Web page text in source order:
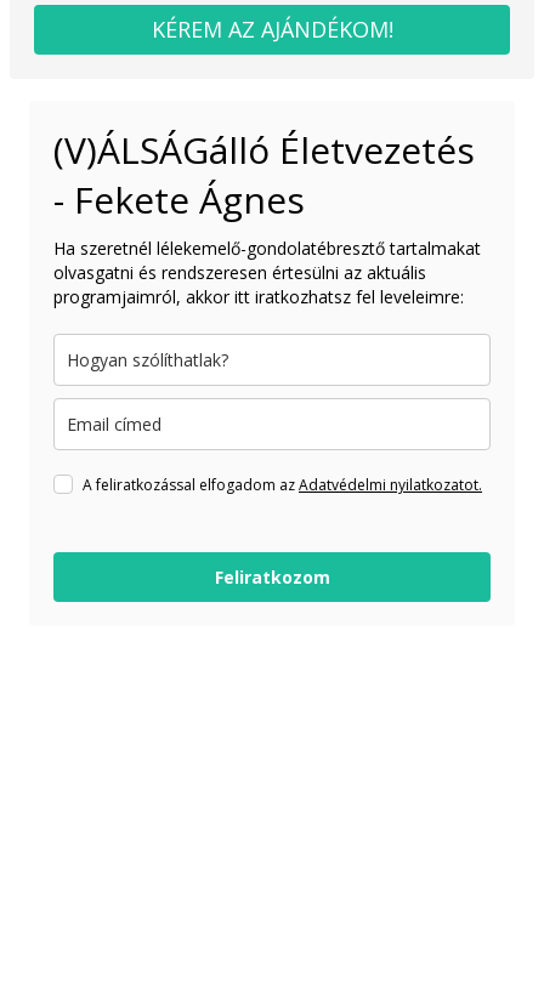
KÉREM AZ AJÁNDÉKOM!
(V)ÁLSÁGálló Életvezetés
- Fekete Ágnes
Ha szeretnél lélekemelő-gondolatébresztő tartalmakat
olvasgatni és rendszeresen értesülni az aktuális
programjaimról, akkor itt iratkozhatsz fel leveleimre:
A feliratkozással elfogadom azAdatvédelmi nyilatkozatot.
Feliratkozom